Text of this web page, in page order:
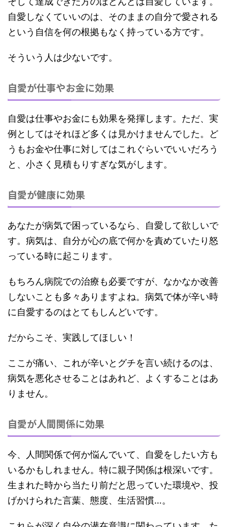
自愛しなくていいのは、そのままの自分で愛される
という自信を何の根拠もなく持っている方です。
そういう人は少ないです。
自愛が仕事やお金に効果
自愛は仕事やお金にも効果を発揮します。ただ、実
例としてはそれほど多くは見かけませんでした。ど
うもお金や仕事に対してはこれぐらいでいいだろう
と、 小さく見積もりすぎな気がします。
自愛が健康に効果
あなたが病気で困っているなら、自愛して欲しいで
す。病気は、自分が心の底で何かを責めていたり怒
っている時に起こります。
もちろん病院での治療も必要ですが、なかなか改善
しないことも多々ありますよね。病気で体が辛い時
に自愛するのはとてもしんどいです。
だからこそ、実践してほしい！
ここが痛い、これが辛いとグチを言い続けるのは、
病気を悪化させることはあれど、よくすることはあ
りません。
自愛が人間関係に効果
今、人間関係で何か悩んでいて、自愛をしたい方も
いるかもしれません。特に親子関係は根深いです。
生まれた時から当たり前だと思っていた環境や、投
げかけられた言葉、態度、生活習慣…。